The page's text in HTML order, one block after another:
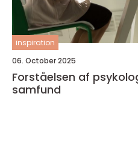
inspiration
06. October 2025
Forståelsen af
samfund